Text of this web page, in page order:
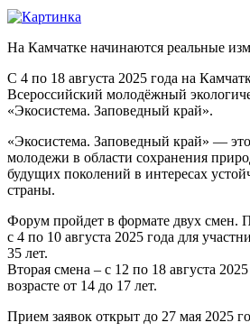
На Камчатке начинаются реальные
С 4 по 18 августа 2025 года на
Всероссийский молодёжный
«Экосистема. Заповедный край».
«Экосистема. Заповедный край» —
молодежи в области сохранения
будущих поколений в интересах
страны.
Форум пройдет в формате двух смен.
с 4 по 10 августа 2025 года для
35 лет.
Вторая смена – с 12 по 18 августа
возрасте от 14 до 17 лет.
Прием заявок открыт до 27 мая 2025